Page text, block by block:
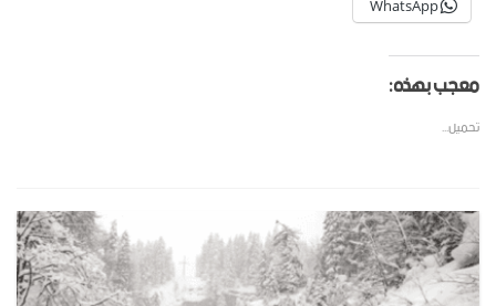
WhatsApp
معجب بهذه:
تحميل...